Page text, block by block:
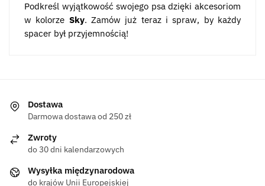
Podkreśl wyjątkowość swojego psa dzięki akcesoriom
w kolorze Sky. Zamów już teraz i spraw, by każdy
spacer był przyjemnością!
Dostawa
Darmowa dostawa od 250 zł
Zwroty
do 30 dni kalendarzowych
Wysyłka międzynarodowa
do krajów Unii Europejskiej